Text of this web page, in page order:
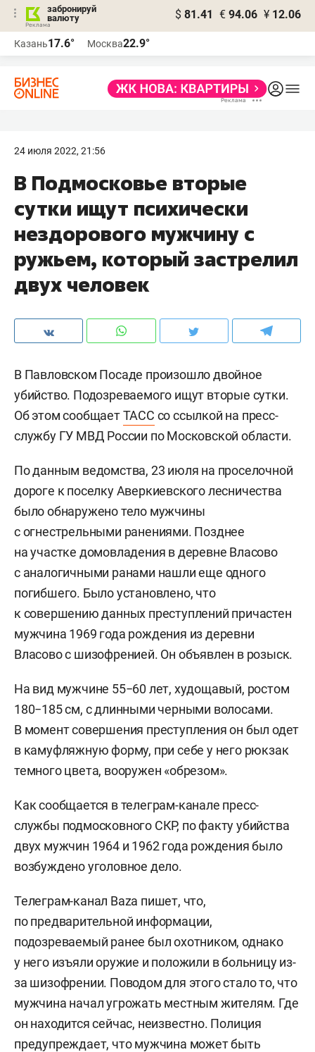
забронируй
валюту
$ 81.41 € 94.06 ¥ 12.06
Казань17.6° Москва22.9°
24 июля 2022, 21:56
В Подмосковье вторые
сутки ищут психически
нездорового мужчину с
ружьем, который застрелил
двух человек
В Павловском Посаде произошло двойное
убийство. Подозреваемого ищут вторые сутки.
Об этом сообщаетТАСС со ссылкой на пресс-
службу ГУ МВД России по Московской области.
По данным ведомства, 23 июля на проселочной
дороге к поселку Аверкиевского лесничества
было обнаружено тело мужчины
с огнестрельными ранениями. Позднее
на участке домовладения в деревне Власово
с аналогичными ранами нашли еще одного
погибшего. Было установлено, что
к совершению данных преступлений причастен
мужчина 1969 года рождения из деревни
Власово с шизофренией. Он объявлен в розыск.
На вид мужчине 55−60 лет, худощавый, ростом
180−185 см, с длинными черными волосами.
В момент совершения преступления он был одет
в камуфляжную форму, при себе у него рюкзак
темного цвета, вооружен «обрезом».
Как сообщается в телеграм-канале пресс-
службы подмосковного СКР, по факту убийства
двух мужчин 1964 и 1962 года рождения было
возбуждено уголовное дело.
Телеграм-канал Baza пишет, что,
по предварительной информации,
подозреваемый ранее был охотником, однако
у него изъяли оружие и положили в больницу из-
за шизофрении. Поводом для этого стало то, что
мужчина начал угрожать местным жителям. Где
он находится сейчас, неизвестно. Полиция
предупреждает, что мужчина может быть